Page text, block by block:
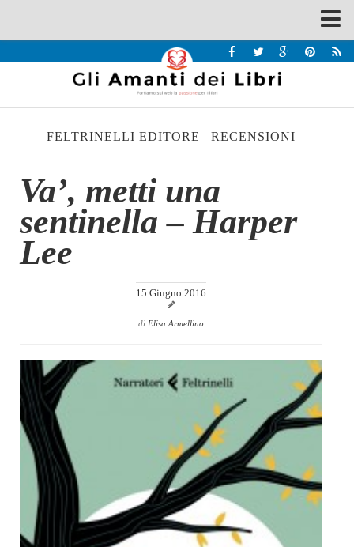
Recensioni
Interviste & Incontri
Bandi
Chi siamo
Contatti
Eventi
Dicono di Noi
Rassegna Stampa
Archivio
Autori
Generi
Case editrici
Partnership
FELTRINELLI EDITORE | RECENSIONI
Va’, metti una
sentinella – Harper
Lee
15 Giugno 2016
di Elisa Armellino